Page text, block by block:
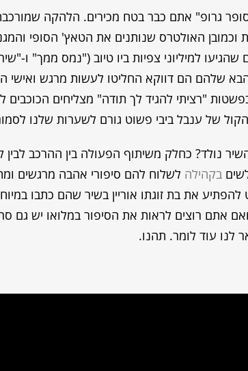
גרופ" אתם כבר בטח מכירים. הלהקה
האולטרס שנותנים את הטאץ' הסופי
שהגיעו למיליוני צפיות ביו טיוב ("נמס ממך"
שלהם הם דווקא החליטו לעשות מרגש ואישי
"רציתי להגיד לך תודה" מצליחים
של ענבל ביבי פשוט גורם לשערות שלנו
נולד? כחלק משיתוף הפעולה בין ההרכב
בקהילה לשלוח להם סיפורי אהבה מרגשים
את בת זוגתו אוריין בשיר שהם כתבו
אתם רוצים לראות את הסיפור במלואו יש
לנו עוד לומר. תהנו.